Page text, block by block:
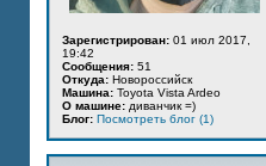
Зарегистрирован: 01 июл 2017,
19:42
Сообщения: 51
Откуда: Новороссийск
Машина: Toyota Vista Ardeo
О машине: диванчик =)
Блог: Посмотреть блог (1)